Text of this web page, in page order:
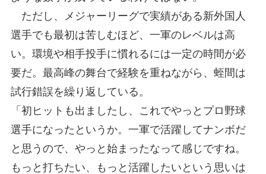
ただし、メジャーリーグで実績がある新外国人
選手でも最初は苦しむほど、一軍のレベルは高
い。環境や相手投手に慣れるには一定の時間が必
要だ。最高峰の舞台で経験を重ねながら、蛭間は
試行錯誤を繰り返している。
「初ヒットも出ましたし、これでやっとプロ野球
選手になったというか。一軍で活躍してナンボだ
と思うので、やっと始まったなって感じですね。
もっと打ちたい、もっと活躍したいという思いは